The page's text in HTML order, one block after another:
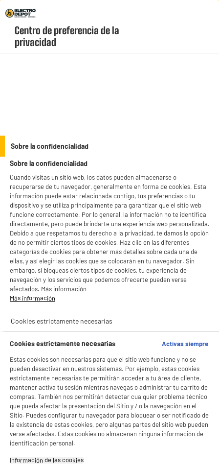
Menú
geolocation-header-icon-text
account
3€45
Garantía incluida :
Hastaagosto 2029
DEPOT
Con el fin de mejorar tu experiencia, y tras tu consentimiento, ELECTRO DEPOT
y sus socios utilizan cookies que procesan tus datos personales para:
- ofrecer publicidad y comunicaciones personalizadas
- facilitar el intercambio de contenido en las redes sociales
- analizar el tráfico en nuestro sitio web Consulta la política de cookies.
Consulta la política de cookies.
Si aceptas, la experiencia será aún mejor. Si no acepta, se utilizarán cookies
estadísticas anónimas basadas en tu navegación. Puedes oponerte a su uso
gestionando sus cookies.
¡Buena visita!
Gestionar cookies
Centro de preferencia de la
privacidad
Sobre la confidencialidad
Sobre la confidencialidad
Cuando visitas un sitio web, los datos pueden almacenarse o
recuperarse de tu navegador, generalmente en forma de cookies. Esta
información puede estar relacionada contigo, tus preferencias o tu
dispositivo y se utiliza principalmente para garantizar que el sitio web
funcione correctamente. Por lo general, la información no te identifica
directamente, pero puede brindarte una experiencia web personalizada.
Debido a que respetamos tu derecho a la privacidad, te damos la opción
de no permitir ciertos tipos de cookies. Haz clic en las diferentes
categorías de cookies para obtener más detalles sobre cada una de
ellas, y así elegir las cookies que se colocarán en tu navegador. Sin
embargo, si bloqueas ciertos tipos de cookies, tu experiencia de
navegación y los servicios que podemos ofrecerte pueden verse
afectados. Más información
Más información
Cookies estrictamente necesarias
Cookies estrictamente necesarias
Activas siempre
Estas cookies son necesarias para que el sitio web funcione y no se
pueden desactivar en nuestros sistemas. Por ejemplo, estas cookies
estrictamente necesarias te permitirán acceder a tu área de cliente,
mantener activa tu sesión mientras navegas o administrar tu carrito de
compras. También nos permitirán detectar cualquier problema técnico
que pueda afectar la presentación del Sitio y / o la navegación en el
Sitio. Puedes configurar tu navegador para bloquear o ser notificado de
la existencia de estas cookies, pero algunas partes del sitio web pueden
verse afectadas. Estas cookies no almacenan ninguna información de
identificación personal.
Información de las cookies‎